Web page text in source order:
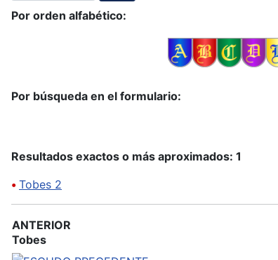
Por orden alfabético:
Por búsqueda en el formulario:
Resultados exactos o más aproximados: 1
• Tobes 2
ANTERIOR
Tobes